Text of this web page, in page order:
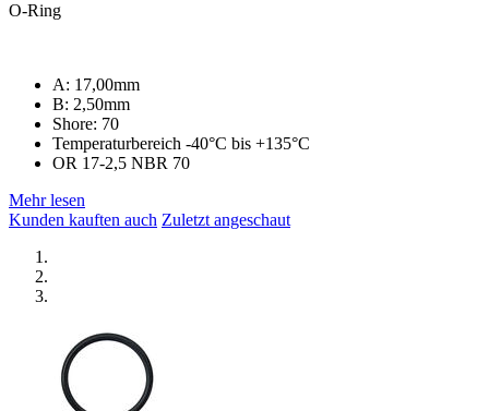
O-Ring
A: 17,00mm
B: 2,50mm
Shore: 70
Temperaturbereich -40°C bis +135°C
OR 17-2,5 NBR 70
Mehr lesen
Kunden kauften auch Zuletzt angeschaut